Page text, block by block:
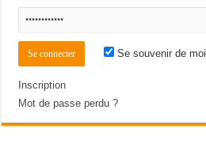
Se souvenir de moi
Inscription
Mot de passe perdu ?